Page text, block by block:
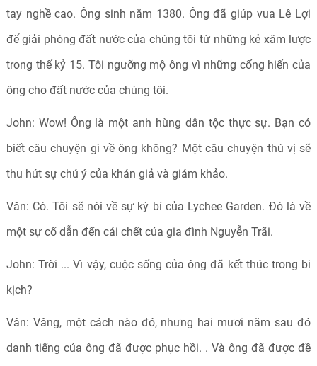
tay nghề cao. Ông sinh năm 1380. Ông đã giúp vua Lê Lợi
để giải phóng đất nước của chúng tôi từ những kẻ xâm lược
trong thế kỷ 15. Tôi ngưỡng mộ ông vì những cống hiến của
ông cho đất nước của chúng tôi.
John: Wow! Ông là một anh hùng dân tộc thực sự. Bạn có
biết câu chuyện gì về ông không? Một câu chuyện thú vị sẽ
thu hút sự chú ý của khán giả và giám khảo.
Văn: Có. Tôi sẽ nói về sự kỳ bí của Lychee Garden. Đó là về
một sự cố dẫn đến cái chết của gia đình Nguyễn Trãi.
John: Trời ... Vì vậy, cuộc sống của ông đã kết thúc trong bi
kịch?
Vân: Vâng, một cách nào đó, nhưng hai mươi năm sau đó
danh tiếng của ông đã được phục hồi. . Và ông đã được đề